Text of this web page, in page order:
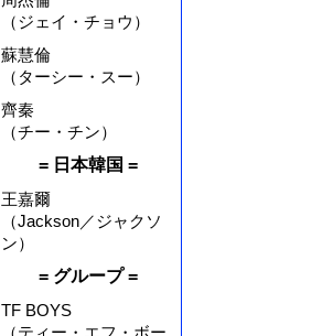
（ジェイ・チョウ）
蘇慧倫
（ターシー・スー）
齊秦
（チー・チン）
= 日本韓国 =
王嘉爾
（Jackson／ジャクソ
ン）
= グループ =
TF BOYS
（ティー・エフ・ボー